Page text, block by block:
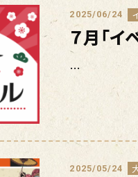
2025/06/24
７月「イ
…
2025/05/24